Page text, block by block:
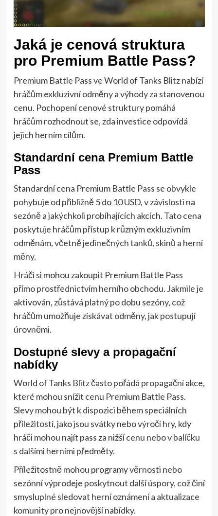
Jaká je cenová struktura
pro Premium Battle Pass?
Premium Battle Pass ve World of Tanks Blitz nabízí
hráčům exkluzivní odměny a výhody za stanovenou
cenu. Pochopení cenové struktury pomáhá
hráčům rozhodnout se, zda investice odpovídá
jejich herním cílům.
Standardní cena Premium Battle
Pass
Standardní cena Premium Battle Pass se obvykle
pohybuje od přibližně 5 do 10 USD, v závislosti na
sezóně a jakýchkoli probíhajících akcích. Tato cena
poskytuje hráčům přístup k různým exkluzivním
odměnám, včetně jedinečných tanků, skinů a herní
měny.
Hráči si mohou zakoupit Premium Battle Pass
přímo prostřednictvím herního obchodu. Jakmile je
aktivován, zůstává platný po dobu sezóny, což
hráčům umožňuje získávat odměny, jak postupují
úrovněmi.
Dostupné slevy a propagační
nabídky
World of Tanks Blitz často pořádá propagační akce,
které mohou snížit cenu Premium Battle Pass.
Slevy mohou být k dispozici během speciálních
příležitostí, jako jsou svátky nebo výročí hry, kdy
hráči mohou najít pass za nižší cenu nebo v balíčku
s dalšími herními předměty.
Příležitostně mohou programy věrnosti nebo
sezónní výprodeje poskytnout další úspory, což činí
smysluplné sledovat herní oznámení a aktualizace
komunity pro nejnovější nabídky.